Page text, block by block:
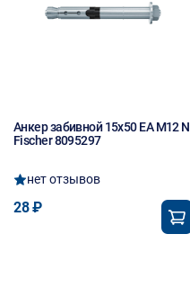
Анкер забивной 15х50 EA M12 N
Fischer 8095297
нет отзывов
28 ₽